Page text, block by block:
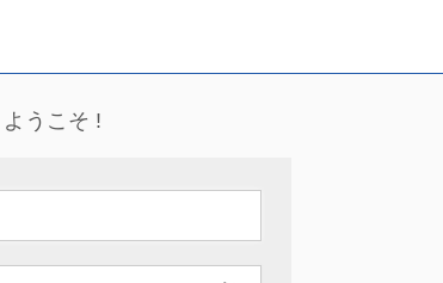
ようこそ !